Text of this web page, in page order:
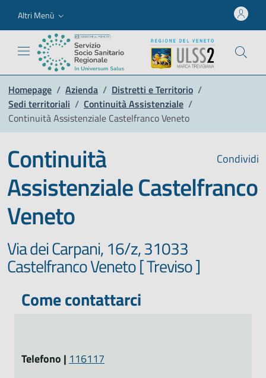
Altri Menù
Homepage / Azienda / Distretti e Territorio /
Sedi territoriali / Continuità Assistenziale /
Continuità Assistenziale Castelfranco Veneto
Condividi
Continuità
Assistenziale Castelfranco
Veneto
Via dei Carpani, 16/z, 31033
Castelfranco Veneto [ Treviso ]
Come contattarci
Telefono | 116117